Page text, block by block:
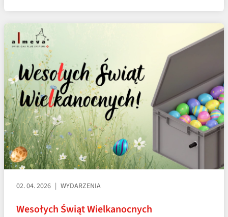
02. 04. 2026 WYDARZENIA
Wesołych Świąt Wielkanocnych